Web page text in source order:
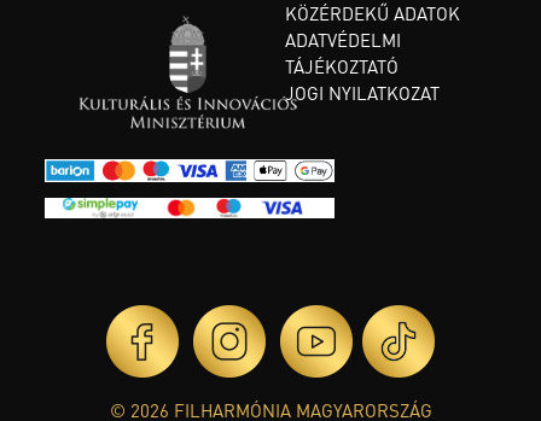
KÖZÉRDEKŰ ADATOK
ADATVÉDELMI
TÁJÉKOZTATÓ
JOGI NYILATKOZAT
© 2026 FILHARMÓNIA MAGYARORSZÁG